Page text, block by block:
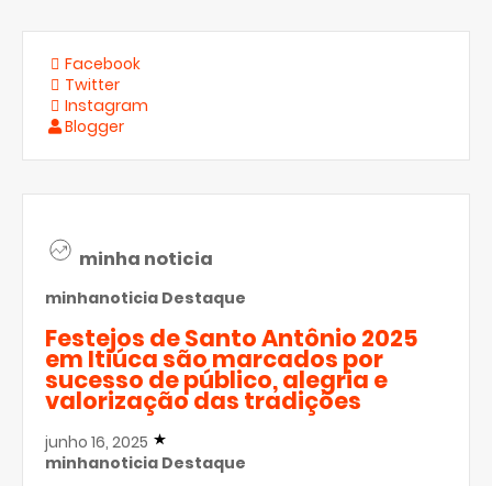
Facebook
Twitter
Instagram
Blogger
minha noticia
minhanoticia Destaque
Festejos de Santo Antônio 2025
em Itiúca são marcados por
sucesso de público, alegria e
valorização das tradições
junho 16, 2025
minhanoticia Destaque